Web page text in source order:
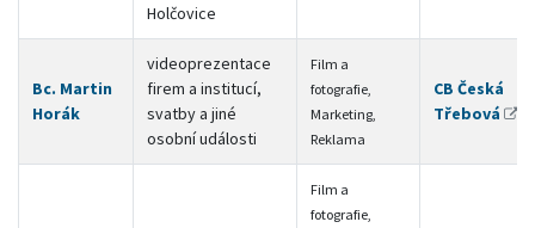
Holčovice
Bc. Martin
Horák
videoprezentace
firem a institucí,
svatby a jiné
osobní události
Film a
fotografie,
Marketing,
Reklama
CB Česká
Třebová
Film a
fotografie,